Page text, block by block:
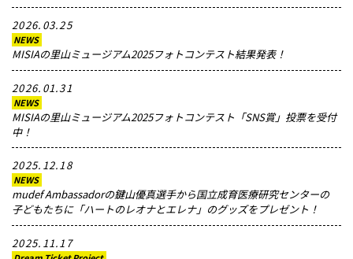
メッセージ
2026.03.25
NEWS
MISIAの里山ミュージアム2025フォトコンテスト結果発表！
2026.01.31
NEWS
MISIAの里山ミュージアム2025フォトコンテスト「SNS賞」投票を受付
中！
2025.12.18
NEWS
mudef Ambassadorの鍵山優真選手から国立成育医療研究センターの
子どもたちに「ハートのレオナとエレナ」のグッズをプレゼント！
2025.11.17